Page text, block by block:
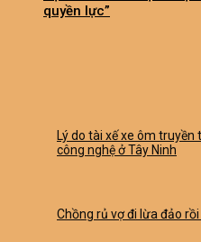
quyền lực”
Lý do tài xế xe ôm
công nghệ ở Tây Ninh
Chồng rủ vợ đi lừa đảo